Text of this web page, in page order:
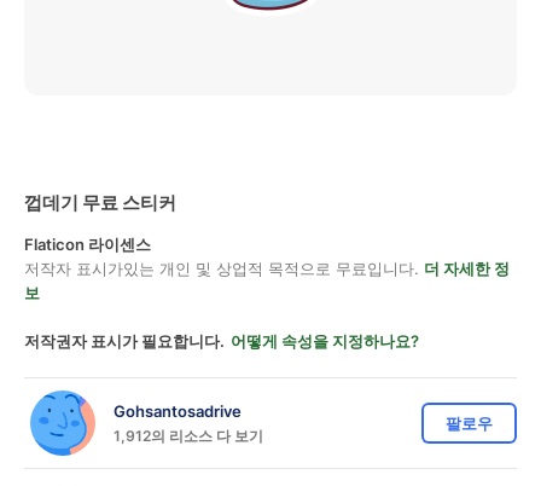
껍데기 무료 스티커
Flaticon 라이센스
저작자 표시가있는 개인 및 상업적 목적으로 무료입니다. 더 자세한 정
보
저작권자 표시가 필요합니다. 어떻게 속성을 지정하나요?
Gohsantosadrive
1,912의 리소스 다 보기
팔로우